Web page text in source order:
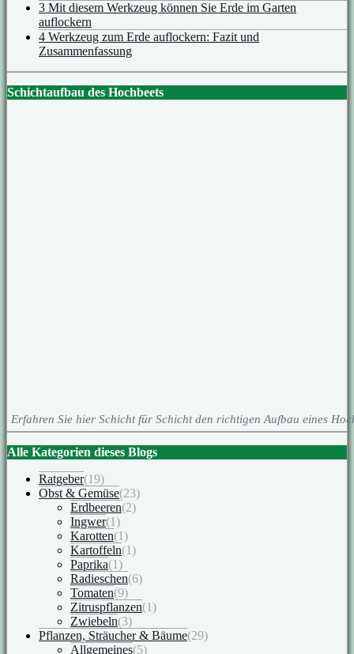
3 Mit diesem Werkzeug können Sie Erde im Garten
auflockern
4 Werkzeug zum Erde auflockern: Fazit und
Zusammenfassung
Schichtaufbau des Hochbeets
Erfahren Sie hier Schicht für Schicht den richtigen Aufbau eines
Alle Kategorien dieses Blogs
Ratgeber(19)
Obst & Gemüse(23)
Erdbeeren(2)
Ingwer(1)
Karotten(1)
Kartoffeln(1)
Paprika(1)
Radieschen(6)
Tomaten(9)
Zitruspflanzen(1)
Zwiebeln(3)
Pflanzen, Sträucher & Bäume(29)
Allgemeines(5)